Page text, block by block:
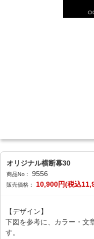
オリジナル横断幕30
商品No： 9556
販売価格： 10,900円(税込
【デザイン】
下図を参考に、カラー・文
す。